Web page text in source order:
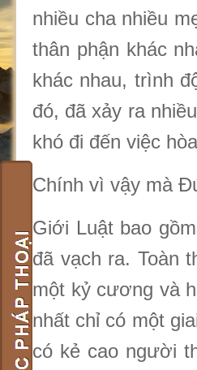
nhiều cha nhiều
thân phận khác
khác nhau, trình
đó, đã xảy ra
khó đi đến việc
Chính vì vậy mà
Giới Luật bao
đã vạch ra. Toàn
một kỷ cương và
nhất chỉ có một
có kẻ cao người